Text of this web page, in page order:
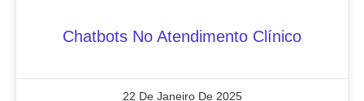
Chatbots No Atendimento Clínico
22 De Janeiro De 2025